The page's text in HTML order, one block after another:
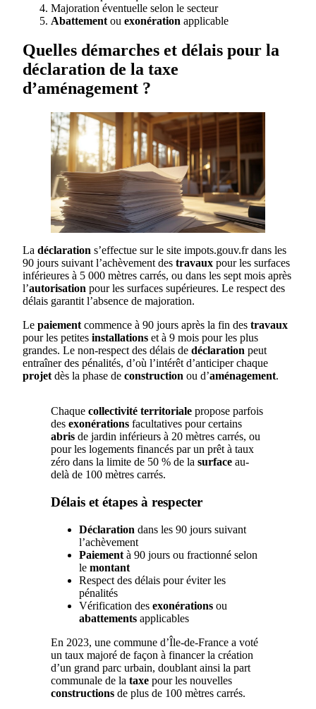
Majoration éventuelle selon le secteur
Abattement ou exonération applicable
Quelles démarches et délais pour la
déclaration de la taxe
d’aménagement ?
La déclaration s’effectue sur le site impots.gouv.fr dans les
90 jours suivant l’achèvement des travaux pour les surfaces
inférieures à 5 000 mètres carrés, ou dans les sept mois après
l’autorisation pour les surfaces supérieures. Le respect des
délais garantit l’absence de majoration.
Le paiement commence à 90 jours après la fin des travaux
pour les petites installations et à 9 mois pour les plus
grandes. Le non-respect des délais de déclaration peut
entraîner des pénalités, d’où l’intérêt d’anticiper chaque
projet dès la phase de construction ou d’aménagement.
Chaque collectivité territoriale propose parfois
des exonérations facultatives pour certains
abris de jardin inférieurs à 20 mètres carrés, ou
pour les logements financés par un prêt à taux
zéro dans la limite de 50 % de la surface au-
delà de 100 mètres carrés.
Délais et étapes à respecter
Déclaration dans les 90 jours suivant
l’achèvement
Paiement à 90 jours ou fractionné selon
le montant
Respect des délais pour éviter les
pénalités
Vérification des exonérations ou
abattements applicables
En 2023, une commune d’Île-de-France a voté
un taux majoré de façon à financer la création
d’un grand parc urbain, doublant ainsi la part
communale de la taxe pour les nouvelles
constructions de plus de 100 mètres carrés.